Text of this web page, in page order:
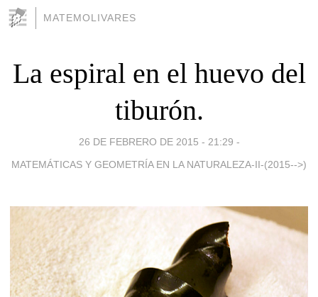
MATEMOLIVARES
La espiral en el huevo del
tiburón.
26 DE FEBRERO DE 2015 - 21:29 -
MATEMÁTICAS Y GEOMETRÍA EN LA NATURALEZA-II-(2015-->)